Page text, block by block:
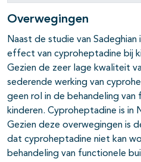
Overwegingen
Naast de studie van
effect van cyproheptadine bij
Gezien de zeer lage kwaliteit
sederende werking van
geen rol in de behandeling van
kinderen. Cyproheptadine is in
Gezien deze overwegingen is
dat cyproheptadine niet kan
behandeling van functionele